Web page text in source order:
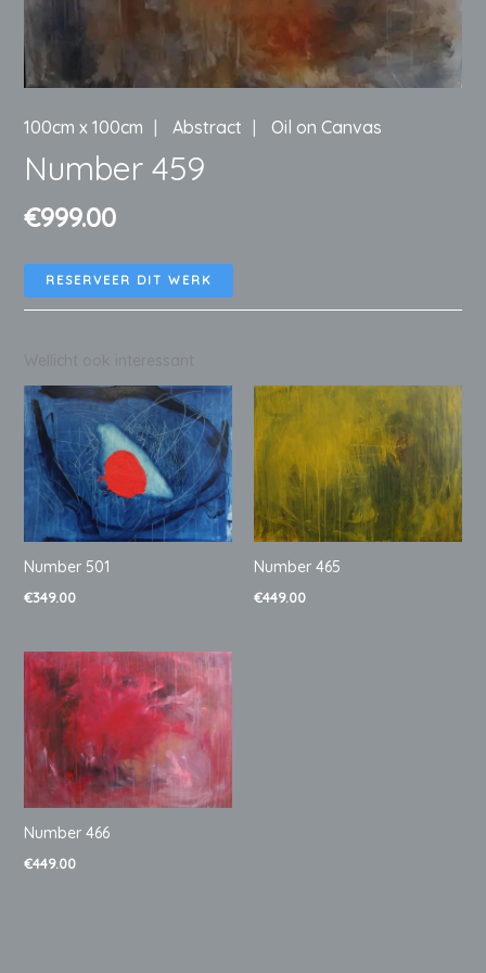
100cm x 100cm Abstract Oil on Canvas
Number 459
€999.00
RESERVEER DIT WERK
Number 501
€349.00
Number 465
€449.00
Number 466
€449.00